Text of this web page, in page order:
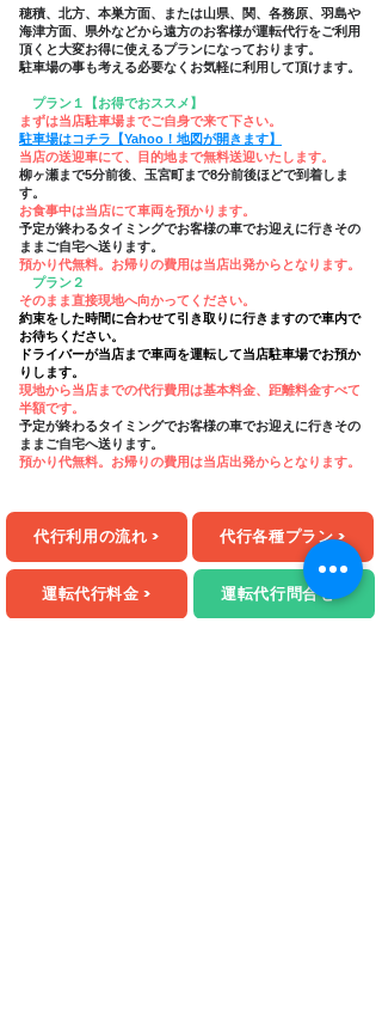
穂積、北方、本巣方面、または山県、関、各務原、羽島や
海津方面、県外などから遠方のお客様が運転代行をご利用
頂くと大変お得に使えるプランになっております。
​駐車場の事も考える必要なくお気軽に利用して頂けます。
プラン１【お得でおススメ】
まずは当店駐車場までご自身で来て下さい。
駐車場はコチラ【Yahoo！地図が開きます】
当店の送迎車にて、目的地まで無料送迎いたします。
柳ヶ瀬まで5分前後、玉宮町まで8分前後ほどで到着しま
す。
お食事中は当店にて車両を預かります。
予定が終わるタイミングでお客様の車でお迎えに行きその
ままご自宅へ送ります。
預かり代無料。お帰りの費用は当店出発からとなります。
プラン２
そのまま直接現地へ向かってください。
約束をした時間に合わせて引き取りに行きますので車内で
お待ちください。
ドライバーが当店まで車両を運転して当店駐車場でお預か
りします。
現地から当店までの代行費用は基本料金、距離料金すべて
半額です。
予定が終わるタイミングでお客様の車でお迎えに行きその
ままご自宅へ送ります。
預かり代無料。お帰りの費用は当店出発からとなります。
代行利用の流れ > 代行各種プラン >
運転代行料金 > 運転代行問合せ >